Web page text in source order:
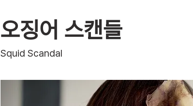
오징어 스캔들
Squid Scandal